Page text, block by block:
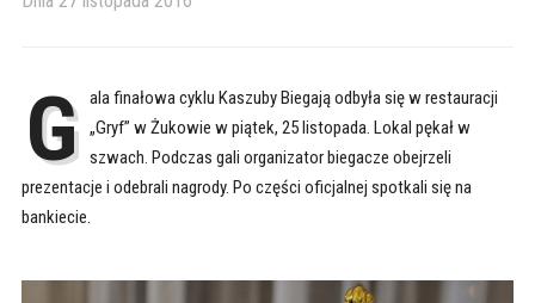
G ala finałowa cyklu Kaszuby Biegają odbyła się w restauracji
„Gryf” w Żukowie w piątek, 25 listopada. Lokal pękał w
szwach. Podczas gali organizator biegacze obejrzeli
prezentacje i odebrali nagrody. Po części oficjalnej spotkali się na
bankiecie.